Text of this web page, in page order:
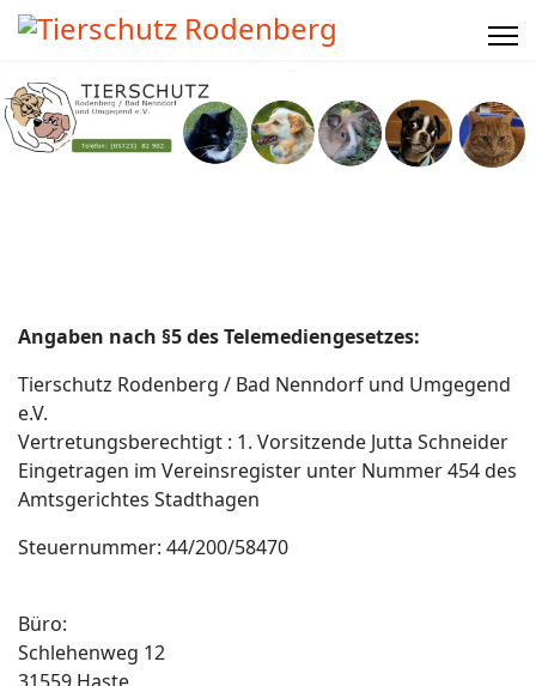
Angaben nach §5 des Telemediengesetzes:
Tierschutz Rodenberg / Bad Nenndorf und Umgegend
e.V.
Vertretungsberechtigt : 1. Vorsitzende Jutta Schneider
Eingetragen im Vereinsregister unter Nummer 454 des
Amtsgerichtes Stadthagen
Steuernummer: 44/200/58470
Büro:
Schlehenweg 12